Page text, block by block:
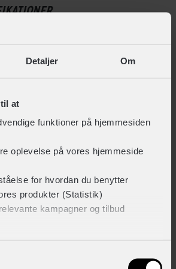
Detaljer Om
at
funktioner på hjemmesiden
oplevelse på vores hjemmeside
for hvordan du benytter
produkter (Statistik)
kampagner og tilbud
LED-lys bagpå øger barnets synlighed
justerbare stropper og
sikkerhed og stil på en måde,